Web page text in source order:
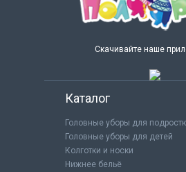
Скачивайте наше
Каталог
Головные уборы для
Головные уборы для детей
Колготки и носки
Нижнее бельё